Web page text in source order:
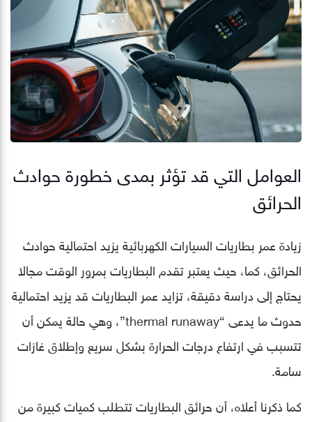
العوامل التي قد تؤثر بمدى خطورة حوادث
الحرائق
زيادة عمر بطاريات السيارات الكهربائية يزيد احتمالية حوادث
الحرائق، كما، حيث يعتبر تقدم البطاريات بمرور الوقت مجالا
يحتاج إلى دراسة دقيقة، تزايد عمر البطاريات قد يزيد احتمالية
حدوث ما يدعى “thermal runaway”، وهي حالة يمكن أن
تتسبب في ارتفاع درجات الحرارة بشكل سريع وإطلاق غازات
سامة.
كما ذكرنا أعلاه، أن حرائق البطاريات تتطلب كميات كبيرة من